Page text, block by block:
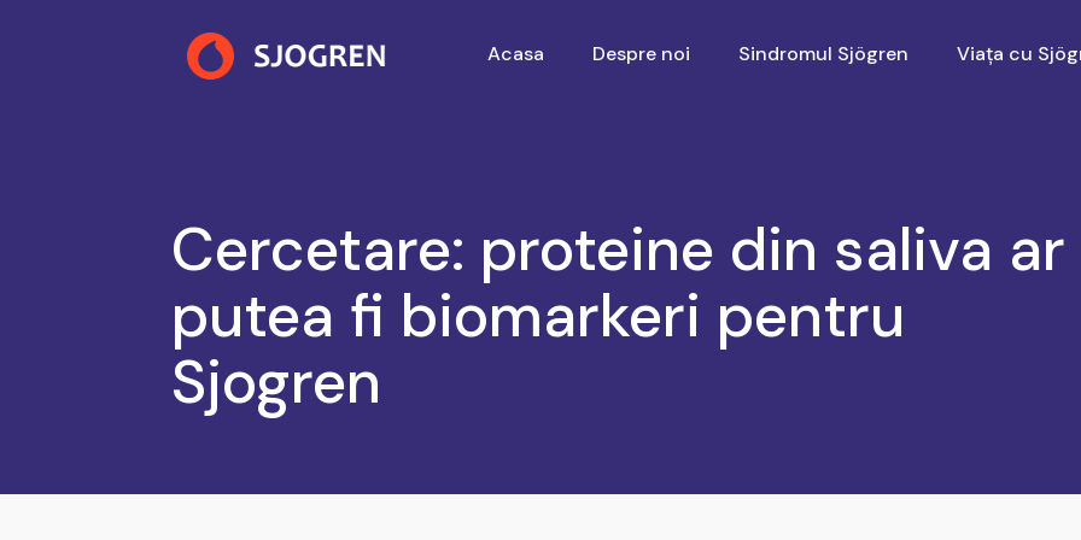
Acasa Despre noi Sindromul Sjögren Viața cu
Cercetare: proteine din saliva ar
putea fi biomarkeri pentru
Sjogren